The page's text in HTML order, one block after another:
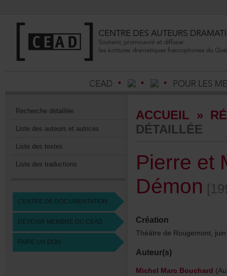
Recherchedétaillée
Listedesauteursetautrices
Listedestextes
Listedestraductions
CENTREDEDOCUMENTATION
DEVENIRMEMBREDUCEAD
FAIREUNDON
ACCUEIL »
DÉTAILLÉE
Démon
Création
Auteur(s)
MichelMarcBouchard